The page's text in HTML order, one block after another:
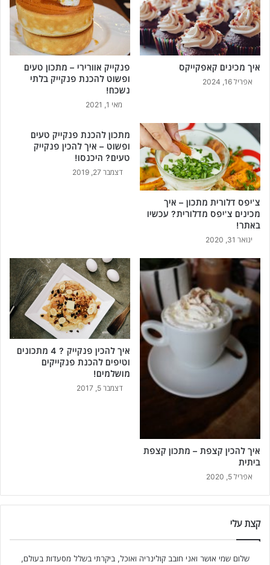
איך מכינים קאפקייקס
אפריל 16, 2024
פנקייק אוורירי – מתכון טעים
ופשוט להכנת פנקייק בלתי
נשכח!
מאי 1, 2021
צ'יפס דלורית מתכון – איך
מכינים צ'יפס מדלורית? עכשיו
באתר!
ינואר 31, 2020
מתכון להכנת פנקייק טעים
ופשוט – איך להכין פנקייק
טעים? היכנסו!
דצמבר 27, 2019
איך להכין קצפת – מתכון קצפת
ביתית
אפריל 5, 2020
איך להכין פנקייק ? 4 מתכונים
וטיפים להכנת פנקייקים
מושלמים!
דצמבר 5, 2017
קצת עלי
שלום שמי אושר ואני חובב קולינריה ואוכל, ביקרתי בשלל מסעדות בעולם,